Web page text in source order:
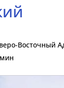
Восточный